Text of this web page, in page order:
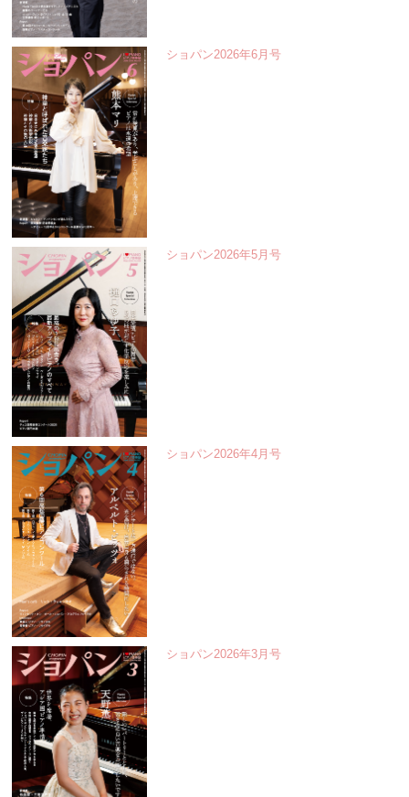
ショパン2026年6月号
ショパン2026年5月号
ショパン2026年4月号
ショパン2026年3月号